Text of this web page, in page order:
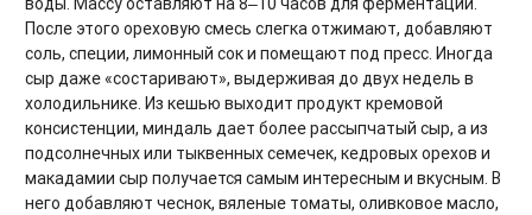
После этого ореховую смесь слегка отжимают, добавляют
соль, специи, лимонный сок и помещают под пресс. Иногда
сыр даже «состаривают», выдерживая до двух недель в
холодильнике. Из кешью выходит продукт кремовой
консистенции, миндаль дает более рассыпчатый сыр, а из
подсолнечных или тыквенных семечек, кедровых орехов и
макадамии сыр получается самым интересным и вкусным. В
него добавляют чеснок, вяленые томаты, оливковое масло,